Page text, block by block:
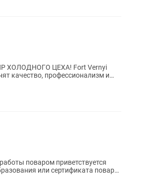
ЦЕХА! Fort Vernyi
качество, профессионализм и